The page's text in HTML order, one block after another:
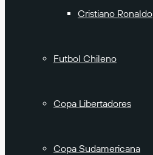
Cristiano Ronaldo
Futbol Chileno
Copa Libertadores
Copa Sudamericana